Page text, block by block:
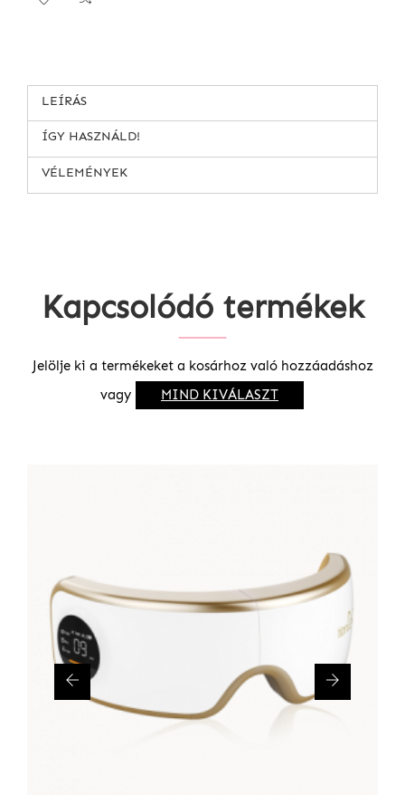
LEÍRÁS
ÍGY HASZNÁLD!
VÉLEMÉNYEK
Kapcsolódó termékek
Jelölje ki a termékeket a kosárhoz való hozzáadáshoz
vagy
MIND KIVÁLASZT